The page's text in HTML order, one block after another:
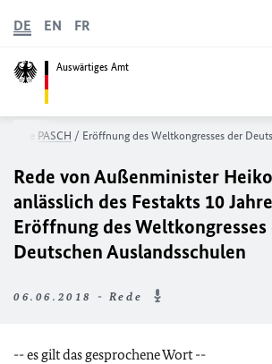
Auswärtiges Amt
DE EN FR
Jahre PASCH / Eröffnung des Weltkongresses der
Rede von Außenminister
anlässlich des Festakts 10 Jahre
Eröffnung des Weltkongresses
Deutschen Auslandsschulen
06.06.2018 - Rede
-- es gilt das gesprochene Wort --